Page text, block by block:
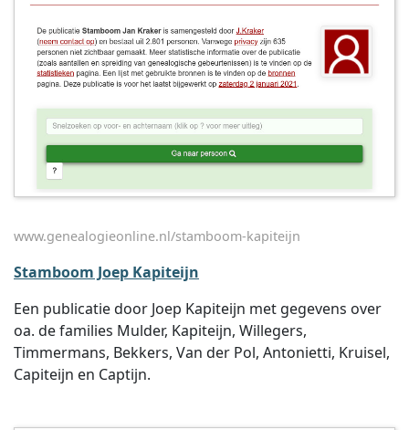
www.genealogieonline.nl/stamboom-kapiteijn
Stamboom Joep Kapiteijn
Een publicatie door Joep Kapiteijn met gegevens over
oa. de families Mulder, Kapiteijn, Willegers,
Timmermans, Bekkers, Van der Pol, Antonietti, Kruisel,
Capiteijn en Captijn.